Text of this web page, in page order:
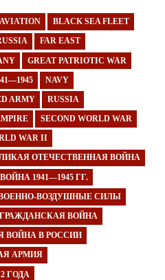
AVIATION BLACK SEA FLEET
FAR EAST
GREAT PATRIOTIC WAR
NAVY
ARMY RUSSIA
SECOND WORLD WAR
WAR II
ОТЕЧЕСТВЕННАЯ ВОЙНА
1941—1945 ГГ.
ВОЗДУШНЫЕ СИЛЫ
ГРАЖДАНСКАЯ ВОЙНА
ВОЙНА В РОССИИ
АРМИЯ
ГОДА